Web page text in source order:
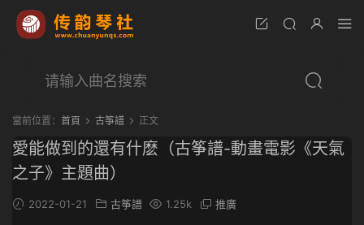
當前位置： 首頁 古筝譜 正文
愛能做到的還有什麽（古筝譜-動畫電影《天氣
之子》主題曲）
2022-01-21 古筝譜 1.25k 推廣